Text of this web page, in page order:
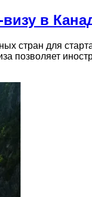
визу в
стран для
позволяет